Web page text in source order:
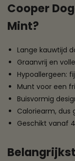
Cooper
Mint?
Lange kauwtijd
Graanvrij en
Hypoallergeen:
Munt voor een
Buisvormig
Caloriearm, dus
Geschikt vanaf